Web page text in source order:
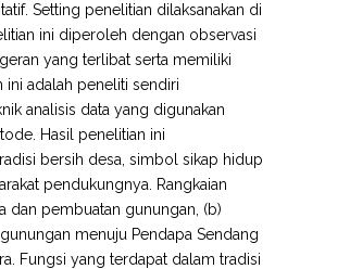
Setting penelitian dilaksanakan di
ini diperoleh dengan observasi
yang terlibat serta memiliki
ini adalah peneliti sendiri
analisis data yang digunakan
Hasil penelitian ini
bersih desa, simbol sikap hidup
pendukungnya. Rangkaian
dan pembuatan gunungan, (b)
menuju Pendapa Sendang
Fungsi yang terdapat dalam tradisi